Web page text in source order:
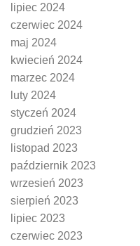
lipiec 2024
czerwiec 2024
maj 2024
kwiecień 2024
marzec 2024
luty 2024
styczeń 2024
grudzień 2023
listopad 2023
październik 2023
wrzesień 2023
sierpień 2023
lipiec 2023
czerwiec 2023